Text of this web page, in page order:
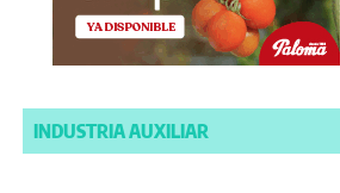
INDUSTRIA AUXILIAR